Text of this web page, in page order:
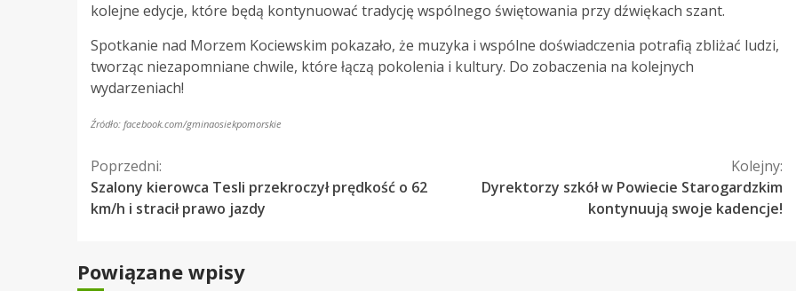
kolejne edycje, które będą kontynuować tradycję wspólnego świętowania przy dźwiękach szant.
Spotkanie nad Morzem Kociewskim pokazało, że muzyka i wspólne doświadczenia potrafią zbliżać ludzi,
tworząc niezapomniane chwile, które łączą pokolenia i kultury. Do zobaczenia na kolejnych
wydarzeniach!
Źródło: facebook.com/gminaosiekpomorskie
Kontynuuj
czytanie
Poprzedni:
Szalony kierowca Tesli przekroczył prędkość o 62
km/h i stracił prawo jazdy
Kolejny:
Dyrektorzy szkół w Powiecie Starogardzkim
kontynuują swoje kadencje!
Powiązane wpisy